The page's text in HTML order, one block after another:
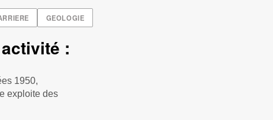
GEOLOGIE
:
1950,
exploite des